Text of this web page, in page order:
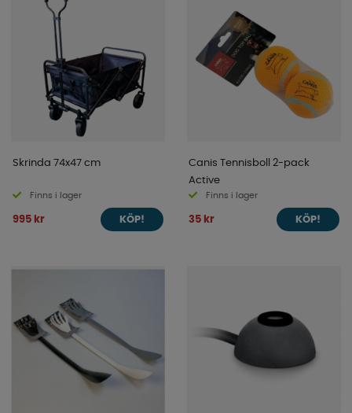
Skrinda 74x47 cm
Finns i lager
995 kr KÖP!
Canis Tennisboll 2-pack
Active
Finns i lager
35 kr KÖP!